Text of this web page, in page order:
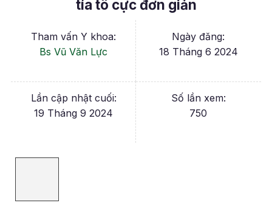
tía tô cực đơn giản
Tham vấn Y khoa:
Bs Vũ Văn Lực
Ngày đăng:
18 Tháng 6 2024
Lần cập nhật cuối:
19 Tháng 9 2024
Số lần xem:
750